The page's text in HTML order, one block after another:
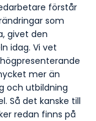
förstår
som
givet den
idag. Vi vet
mer än
och utbildning
Så det kanske till
redan finns på